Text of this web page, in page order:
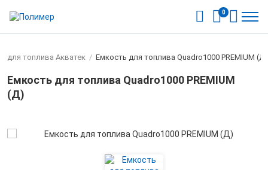
0
для топлива Акватек / Емкость для топлива Quadro1000 PREMIUM (Д)
Емкость для топлива Quadro1000 PREMIUM
(Д)